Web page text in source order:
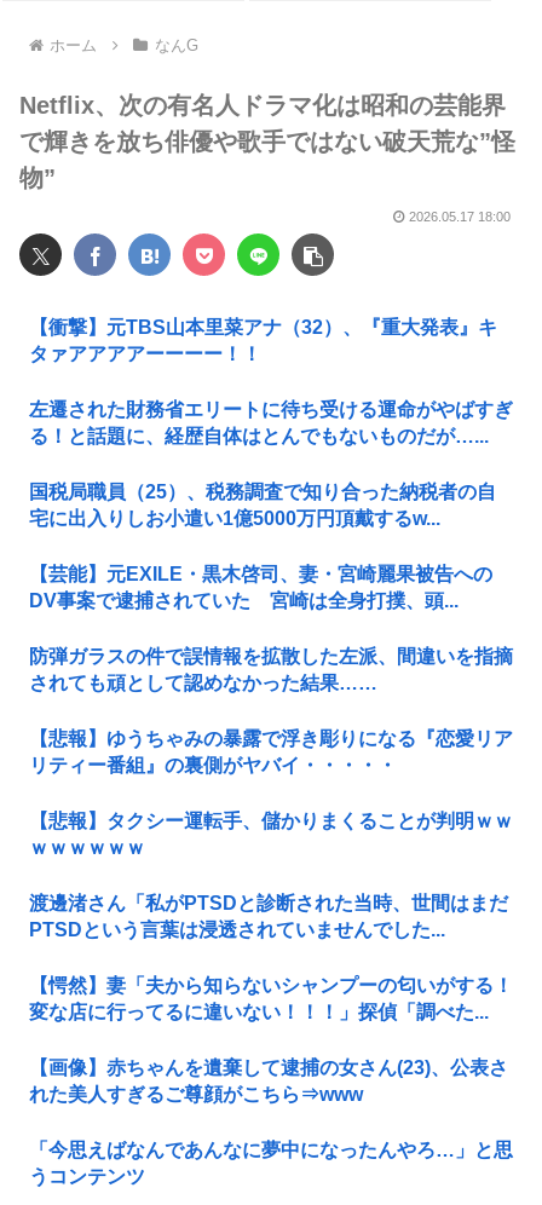
ホーム なんG
Netflix、次の有名人ドラマ化は昭和の芸能界
で輝きを放ち俳優や歌手ではない破天荒な”怪
物”
2026.05.17 18:00
【衝撃】元TBS山本里菜アナ（32）、『重大発表』キ
タァアアアアーーーー！！
左遷された財務省エリートに待ち受ける運命がやばすぎ
る！と話題に、経歴自体はとんでもないものだが…...
国税局職員（25）、税務調査で知り合った納税者の自
宅に出入りしお小遣い1億5000万円頂戴するw...
【芸能】元EXILE・黒木啓司、妻・宮崎麗果被告への
DV事案で逮捕されていた 宮崎は全身打撲、頭...
防弾ガラスの件で誤情報を拡散した左派、間違いを指摘
されても頑として認めなかった結果……
【悲報】ゆうちゃみの暴露で浮き彫りになる『恋愛リア
リティー番組』の裏側がヤバイ・・・・・
【悲報】タクシー運転手、儲かりまくることが判明ｗｗ
ｗｗｗｗｗｗ
渡邊渚さん「私がPTSDと診断された当時、世間はまだ
PTSDという言葉は浸透されていませんでした...
【愕然】妻「夫から知らないシャンプーの匂いがする！
変な店に行ってるに違いない！！！」探偵「調べた...
【画像】赤ちゃんを遺棄して逮捕の女さん(23)、公表さ
れた美人すぎるご尊顔がこちら⇒www
「今思えばなんであんなに夢中になったんやろ…」と思
うコンテンツ